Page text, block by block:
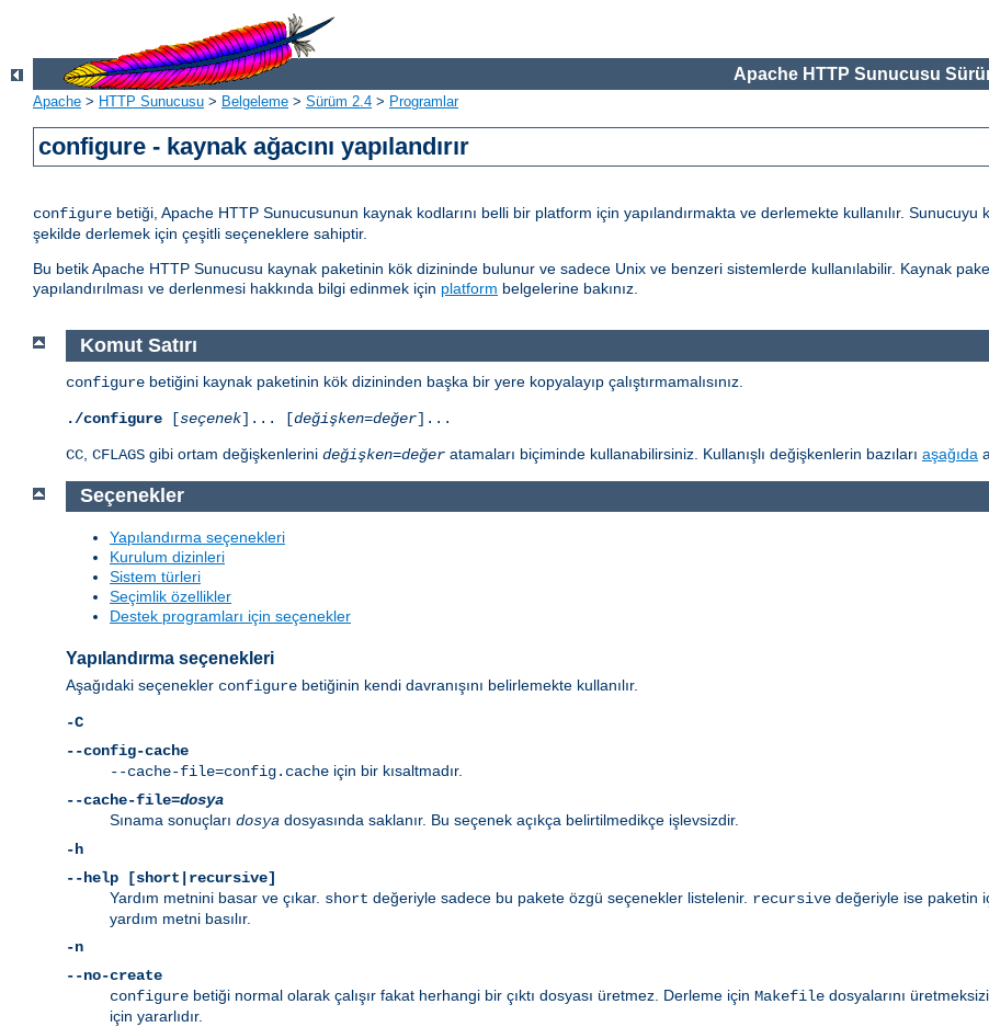
Apache HTTP Sunucusu
Apache > HTTP Sunucusu > Belgeleme > Sürüm 2.4 > Programlar
configure - kaynak ağacını yapılandırır
configure betiği, Apache HTTP Sunucusunun kaynak kodlarını belli bir platform için yapılandırmakta ve derlemekte kullanılır.
şekilde derlemek için çeşitli seçeneklere sahiptir.
Bu betik Apache HTTP Sunucusu kaynak paketinin kök dizininde bulunur ve sadece Unix ve benzeri sistemlerde kullanılabilir. Kaynak
yapılandırılması ve derlenmesi hakkında bilgi edinmek için platform belgelerine bakınız.
Komut Satırı
configure betiğini kaynak paketinin kök dizininden başka bir yere kopyalayıp çalıştırmamalısınız.
./configure [seçenek]... [değişken=değer]...
CC CFLAGS gibi ortam değişkenlerini değişken=değer atamaları biçiminde kullanabilirsiniz. Kullanışlı değişkenlerin bazıları aşağıda
Seçenekler
Yapılandırma seçenekleri
Kurulum dizinleri
Sistem türleri
Seçimlik özellikler
Destek programları için seçenekler
Yapılandırma seçenekleri
Aşağıdaki seçenekler configure betiğinin kendi davranışını belirlemekte kullanılır.
-C
--config-cache
--cache-file=config.cache için bir kısaltmadır.
--cache-file=dosya
Sınama sonuçları dosya dosyasında saklanır. Bu seçenek açıkça belirtilmedikçe işlevsizdir.
-h
--help [short|recursive]
Yardım metnini basar ve çıkar. short değeriyle sadece bu pakete özgü seçenekler listelenir. recursive değeriyle ise paketin
yardım metni basılır.
-n
--no-create
configure betiği normal olarak çalışır fakat herhangi bir çıktı dosyası üretmez. Derleme için Makefile dosyalarını
için yararlıdır.